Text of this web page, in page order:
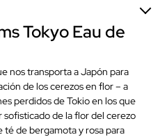
Tokyo Eau de
nos transporta a Japón para
de los cerezos en flor – a
perdidos de Tokio en los que
sofisticado de la flor del cerezo
té de bergamota y rosa para